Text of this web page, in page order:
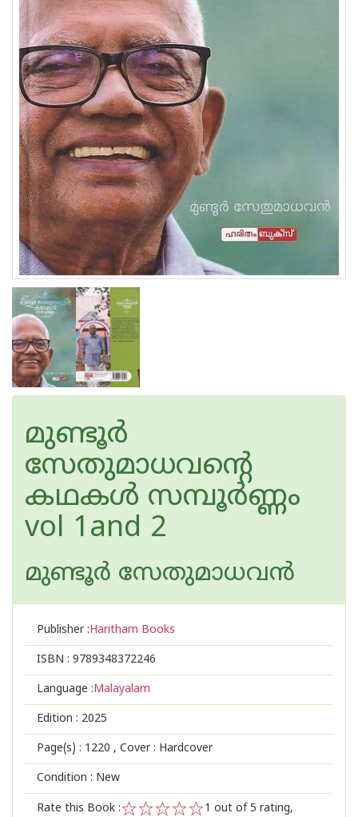
മുണ്ടൂർ
സേതുമാധവന്റെ
കഥകൾ സമ്പൂർണ്ണം
vol 1and 2
മുണ്ടൂര്‍ സേതുമാധവന്‍
Publisher :Haritham Books
ISBN : 9789348372246
Language :Malayalam
Edition : 2025
Page(s) : 1220 , Cover : Hardcover
Condition : New
Rate this Book :
1 out of 5 rating,